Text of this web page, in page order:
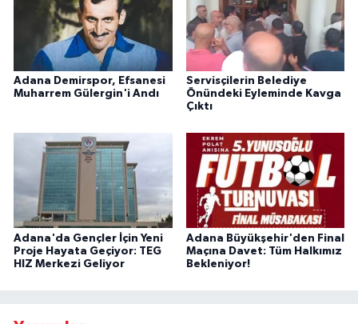
Adana Demirspor, Efsanesi
Muharrem Gülergin'i Andı
Servisçilerin Belediye
Önündeki Eyleminde Kavga
Çıktı
Adana'da Gençler İçin Yeni
Proje Hayata Geçiyor: TEG
HIZ Merkezi Geliyor
Adana Büyükşehir'den Final
Maçına Davet: Tüm Halkımız
Bekleniyor!